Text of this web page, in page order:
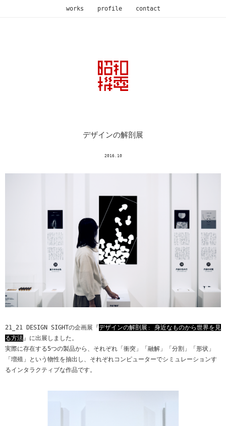
デザインの解剖展
2016.10
21_21 DESIGN SIGHTの企画展『デザインの解剖展: 身近なものから世界を見
る方法 』に出展しました。
実際に存在する5つの製品から、それぞれ「衝突」「融解」「分割」「形状」
「増殖」という物性を抽出し、それぞれコンピューターでシミュレーションす
るインタラクティブな作品です。
works profile contact